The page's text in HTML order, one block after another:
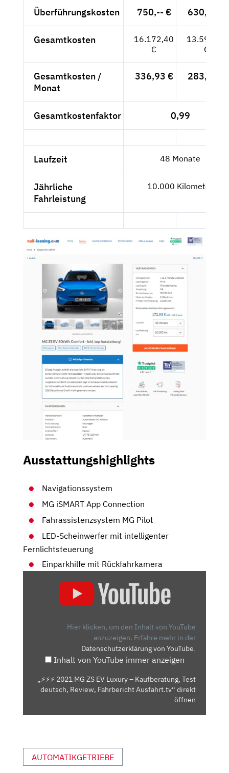
Überführungskosten 750,-- € 630,25 €
Gesamtkosten
16.172,40
€
13.590.25
€
Gesamtkosten /
Monat
336,93 € 283,13 €
Gesamtkostenfaktor 0,99
Laufzeit 48 Monate
Jährliche
Fahrleistung
10.000 Kilometer
Ausstattungshighlights
Navigationssystem
MG iSMART App Connection
Fahrassistenzsystem MG Pilot
LED-Scheinwerfer mit intelligenter
Fernlichtsteuerung
Einparkhilfe mit Rückfahrkamera
KAUFBERATUNG,
DEUTSCH,
YOUTUBE
ANZEIGEN
Hier klicken, um den Inhalt von YouTube
anzuzeigen. Erfahre mehr in der
Datenschutzerklärung von YouTube.
Inhalt von YouTube immer anzeigen
„⚡️⚡️⚡️ 2021 MG ZS EV Luxury – Kaufberatung, Test
deutsch, Review, Fahrbericht Ausfahrt.tv“ direkt
öffnen
AUTOMATIKGETRIEBE